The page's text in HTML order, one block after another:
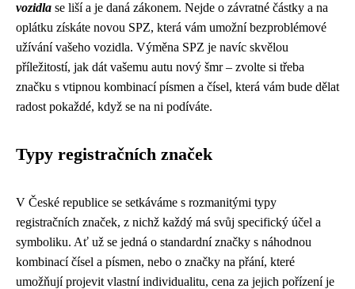
vozidla se liší a je daná zákonem. Nejde o závratné částky a na
oplátku získáte novou SPZ, která vám umožní bezproblémové
užívání vašeho vozidla. Výměna SPZ je navíc skvělou
příležitostí, jak dát vašemu autu nový šmr – zvolte si třeba
značku s vtipnou kombinací písmen a čísel, která vám bude dělat
radost pokaždé, když se na ni podíváte.
Typy registračních značek
V České republice se setkáváme s rozmanitými typy
registračních značek, z nichž každý má svůj specifický účel a
symboliku. Ať už se jedná o standardní značky s náhodnou
kombinací čísel a písmen, nebo o značky na přání, které
umožňují projevit vlastní individualitu, cena za jejich pořízení je